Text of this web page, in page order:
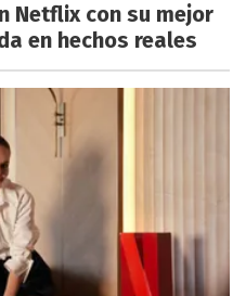
Netflix con su mejor
en hechos reales